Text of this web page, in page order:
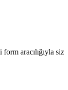
aracılığıyla siz